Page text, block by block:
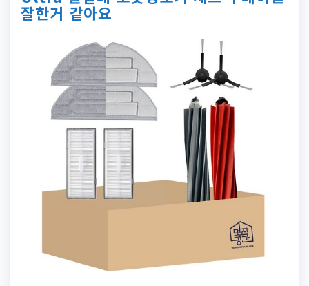
잘한거 같아요